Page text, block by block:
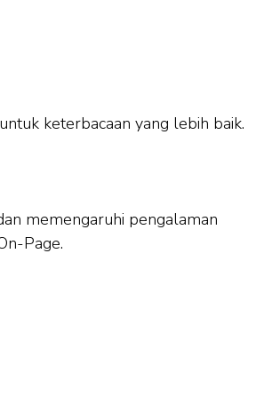
keterbacaan yang lebih baik.
memengaruhi pengalaman
Page.